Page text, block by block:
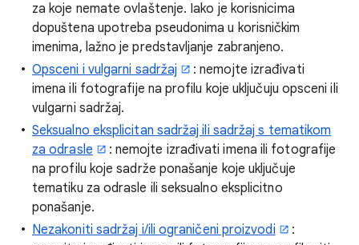
za koje nemate ovlaštenje. Iako je korisnicima
dopuštena upotreba pseudonima u korisničkim
imenima, lažno je predstavljanje zabranjeno.
Opsceni i vulgarni sadržaj
: nemojte izrađivati
imena ili fotografije na profilu koje uključuju opsceni ili
vulgarni sadržaj.
Seksualno eksplicitan sadržaj ili sadržaj s tematikom
za odrasle
: nemojte izrađivati imena ili fotografije
na profilu koje sadrže ponašanje koje uključuje
tematiku za odrasle ili seksualno eksplicitno
ponašanje.
Nezakoniti sadržaj i/ili ograničeni proizvodi
: